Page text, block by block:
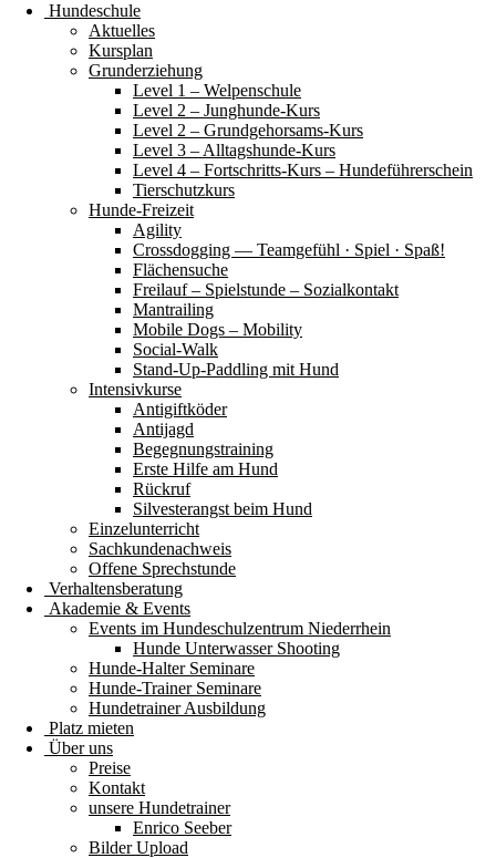
Hundeschule
Aktuelles
Kursplan
Grunderziehung
Level 1 – Welpenschule
Level 2 – Junghunde-Kurs
Level 2 – Grundgehorsams-Kurs
Level 3 – Alltagshunde-Kurs
Level 4 – Fortschritts-Kurs – Hundeführerschein
Tierschutzkurs
Hunde-Freizeit
Agility
Crossdogging — Teamgefühl · Spiel · Spaß!
Flächensuche
Freilauf – Spielstunde – Sozialkontakt
Mantrailing
Mobile Dogs – Mobility
Social-Walk
Stand-Up-Paddling mit Hund
Intensivkurse
Antigiftköder
Antijagd
Begegnungstraining
Erste Hilfe am Hund
Rückruf
Silvesterangst beim Hund
Einzelunterricht
Sachkundenachweis
Offene Sprechstunde
Verhaltensberatung
Akademie & Events
Events im Hundeschulzentrum Niederrhein
Hunde Unterwasser Shooting
Hunde-Halter Seminare
Hunde-Trainer Seminare
Hundetrainer Ausbildung
Platz mieten
Über uns
Preise
Kontakt
unsere Hundetrainer
Enrico Seeber
Bilder Upload